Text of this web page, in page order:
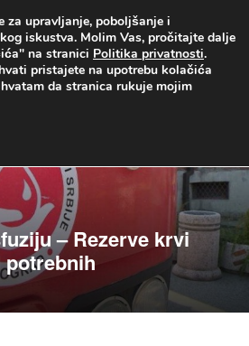
UŽIVO
– Rezerve krvi
potrebnih
upravljanje, poboljšanje i
iskustva. Molim Vas, pročitajte dalje
na stranici Politika privatnosti.
pristajete na upotrebu kolačića
da stranica rukuje mojim